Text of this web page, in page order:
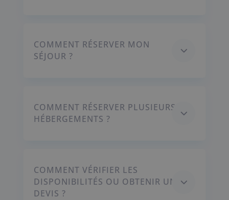
3
COMMENT RÉSERVER MON
SÉJOUR ?
3
COMMENT RÉSERVER PLUSIEURS
HÉBERGEMENTS ?
3
COMMENT VÉRIFIER LES
DISPONIBILITÉS OU OBTENIR UN
DEVIS ?